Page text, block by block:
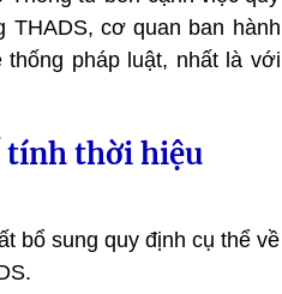
THADS, cơ quan ban hành
pháp luật, nhất là với
tính thời hiệu
bổ sung quy định cụ thể về